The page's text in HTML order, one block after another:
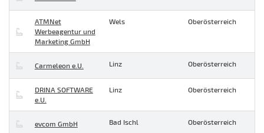
ATMNet
Werbeagentur und
Marketing GmbH
Wels Oberösterreich
Carmeleon e.U. Linz Oberösterreich
DRINA SOFTWARE
e.U.
Linz Oberösterreich
evcom GmbH Bad Ischl Oberösterreich